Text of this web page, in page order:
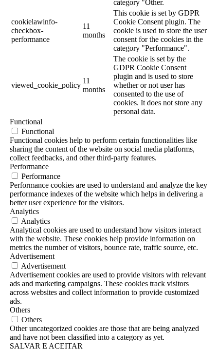
category "Other.
cookielawinfo-
checkbox-
performance
11
months
This cookie is set by GDPR
Cookie Consent plugin. The
cookie is used to store the user
consent for the cookies in the
category "Performance".
viewed_cookie_policy
11
months
The cookie is set by the
GDPR Cookie Consent
plugin and is used to store
whether or not user has
consented to the use of
cookies. It does not store any
personal data.
Functional
Functional
Functional cookies help to perform certain functionalities like
sharing the content of the website on social media platforms,
collect feedbacks, and other third-party features.
Performance
Performance
Performance cookies are used to understand and analyze the key
performance indexes of the website which helps in delivering a
better user experience for the visitors.
Analytics
Analytics
Analytical cookies are used to understand how visitors interact
with the website. These cookies help provide information on
metrics the number of visitors, bounce rate, traffic source, etc.
Advertisement
Advertisement
Advertisement cookies are used to provide visitors with relevant
ads and marketing campaigns. These cookies track visitors
across websites and collect information to provide customized
ads.
Others
Others
Other uncategorized cookies are those that are being analyzed
and have not been classified into a category as yet.
SALVAR E ACEITAR